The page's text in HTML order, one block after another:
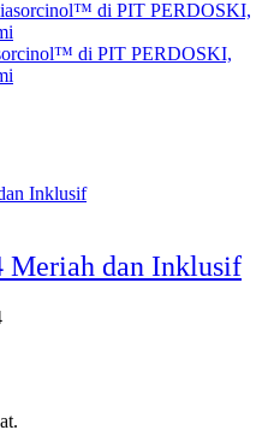
di PIT PERDOSKI,
Meriah dan Inklusif